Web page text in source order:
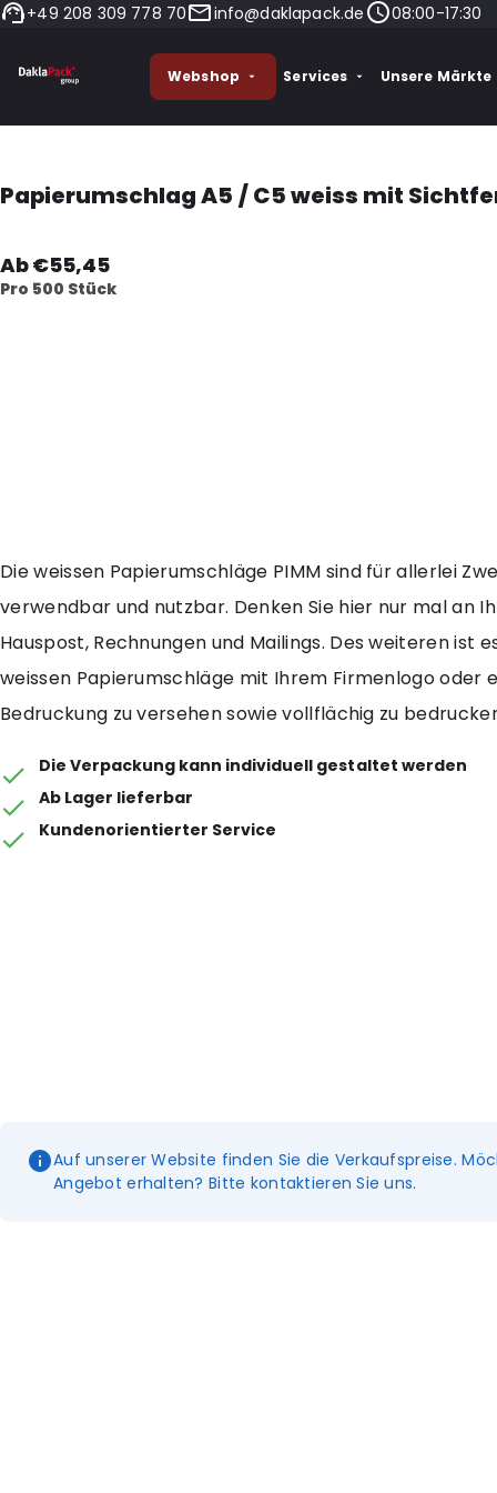
+49 208 309 778 70 info@daklapack.de 08:00-17:30
Webshop Services Unsere Märkte
Papierumschlag A5 / C5 weiss mit
Ab €55,45
Pro 500 Stück
Die weissen Papierumschläge PIMM sind für allerlei
verwendbar und nutzbar. Denken Sie hier nur mal an
Hauspost, Rechnungen und Mailings. Des weiteren ist
weissen Papierumschläge mit Ihrem Firmenlogo oder
Bedruckung zu versehen sowie vollflächig zu
Die Verpackung kann individuell gestaltet werden
Ab Lager lieferbar
Kundenorientierter Service
Auf unserer Website finden Sie die Verkaufspreise.
Angebot erhalten? Bitte kontaktieren Sie uns.